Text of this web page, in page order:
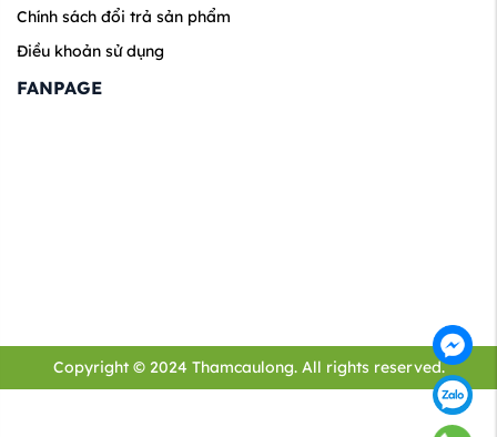
Chính sách đổi trả sản phẩm
Điều khoản sử dụng
FANPAGE
Copyright © 2024 Thamcaulong. All rights reserved.